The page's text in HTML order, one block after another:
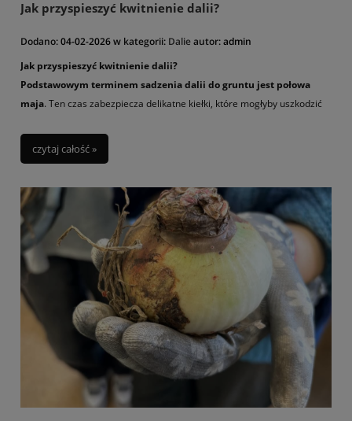
Jak przyspieszyć kwitnienie dalii?
Dodano:04-02-2026w kategorii: Dalieautor:admin
Jak przyspieszyć kwitnienie dalii?
Podstawowym terminem sadzenia dalii do gruntu jest połowa
maja. Ten czas zabezpiecza delikatne kiełki, które mogłyby uszkodzić
kwitnąć w lipcu.
Ale czy można przyspieszyć kwitnienie? Tak! Posadź je wcześniej w
po otrzymaniu przesyłki, a bulwy posadzone w połowie marca, które
przesadzisz na stałe stanowisko w ogrodzie zaraz zaczną kwitnąć. Tym
samym Twoja rabata od razu zazieleni się pięknymi ciemnozielonymi
lub nawet bordowymi liśćmi ( w zależności od odmiany), a jest nawet
spora szansa, że rośliny będą już mieć zawiązane kwiaty.
Sadząc wcześniej dalie w doniczkach pamiętaj aby zastosować
wystarczająco duże doniczki, bulwy umieść w dobrej próchniczej ziemi i
ich nie przelewaj. Dalie lubią glebę wilgotną ale nie znoszą gdy jest
przemoczona – prowadzi to do gnicia bulw. Doniczki ustaw w jasnym
Pamiętaj, niektóre z odmian posiadamy w ograniczonej ilości. Nie
zwlekaj z zakupem!
czytaj całość »